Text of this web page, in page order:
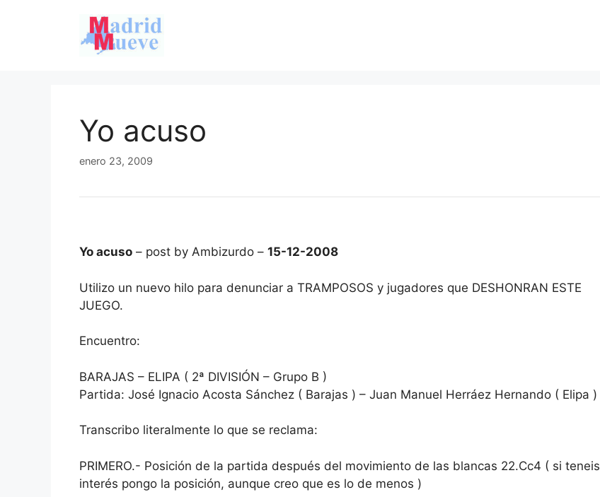
Yo acuso
enero 23, 2009
Yo acuso – post by Ambizurdo – 15-12-2008
Utilizo un nuevo hilo para denunciar a TRAMPOSOS y jugadores que DESHONRAN ESTE
JUEGO.
Encuentro:
BARAJAS – ELIPA ( 2ª DIVISIÓN – Grupo B )
Partida: José Ignacio Acosta Sánchez ( Barajas ) – Juan Manuel Herráez Hernando ( Elipa )
Transcribo literalmente lo que se reclama:
PRIMERO.- Posición de la partida después del movimiento de las blancas 22.Cc4 ( si teneis
interés pongo la posición, aunque creo que es lo de menos )